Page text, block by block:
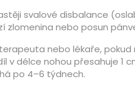
svalové disbalance
zlomenina nebo posun
nebo lékaře,
v délce nohou přesahuje 1
po 4–6 týdnech.